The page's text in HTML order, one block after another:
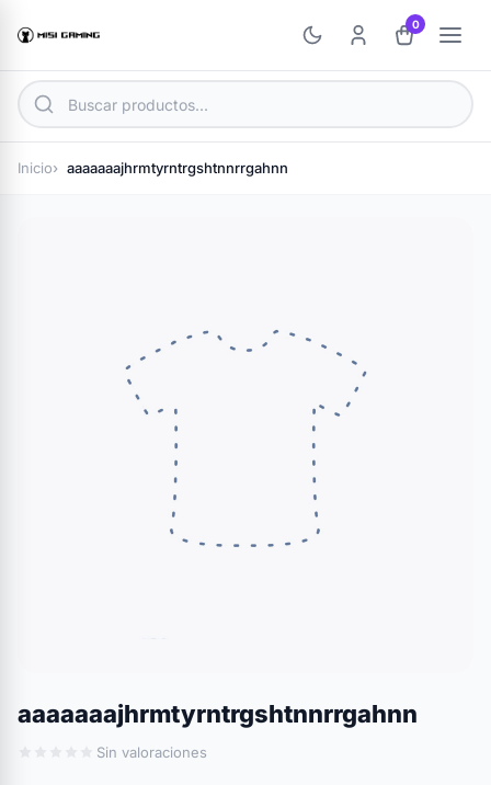
0
Inicio aaaaaaajhrmtyrntrgshtnnrrgahnn
aaaaaaajhrmtyrntrgshtnnrrgahnn
Sin valoraciones